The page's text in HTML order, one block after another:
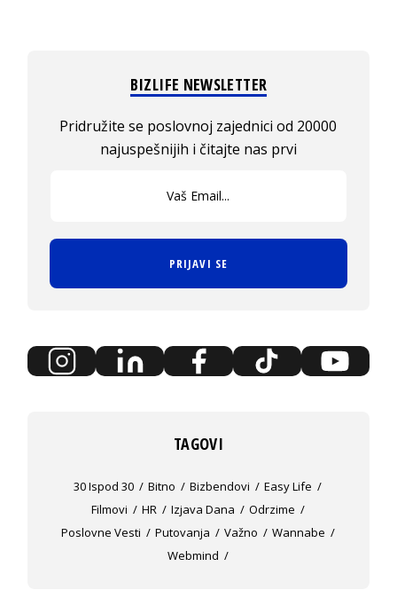
BIZLIFE NEWSLETTER
Pridružite se poslovnoj zajednici od 20000
najuspešnijih i čitajte nas prvi
PRIJAVI SE
TAGOVI
30 Ispod 30 Bitno Bizbendovi
Easy Life
Filmovi
HR Izjava Dana
Odrzime
Poslovne Vesti
Putovanja Važno
Wannabe
Webmind